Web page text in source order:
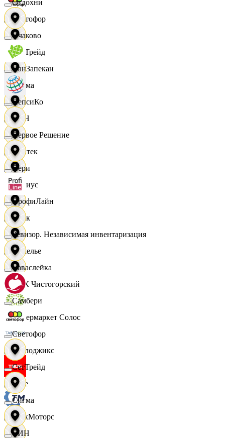
Светофор
СетТрейд
Сигма
СИН
Синтек
Сириус
Смак
Сомелье
СПК Чистогорский
Супермаркет Солос
Таблоджикс
Твое
ТракМоторс
Отдохни
Очаково
ПанЗапекан
ПепсиКо
Первое Решение
Пери
ПрофиЛайн
Ревизор. Независимая инвентаризация
Саваслейка
Самбери
Светофор
СетТрейд
Сигма
СИН